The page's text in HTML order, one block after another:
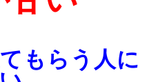
もらう人に